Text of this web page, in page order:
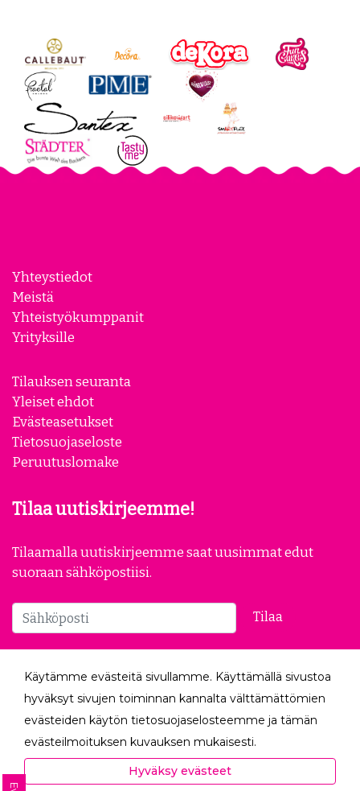
Yhteystiedot
Meistä
Yhteistyökumppanit
Yrityksille
Tilauksen seuranta
Yleiset ehdot
Evästeasetukset
Tietosuojaseloste
Peruutuslomake
Tilaa uutiskirjeemme!
Tilaamalla uutiskirjeemme saat uusimmat edut
suoraan sähköpostiisi.
Tilaa
Seuraa meitä
Käytämme evästeitä sivullamme. Käyttämällä sivustoa
hyväksyt sivujen toiminnan kannalta välttämättömien
evästeiden käytön tietosuojaselosteemme ja tämän
evästeilmoituksen kuvauksen mukaisesti.
Hyväksyessäsi analytiikka- ja markkinointievästeet
autat meitä mittaamaan ja analysoimaan
Hyväksy evästeet